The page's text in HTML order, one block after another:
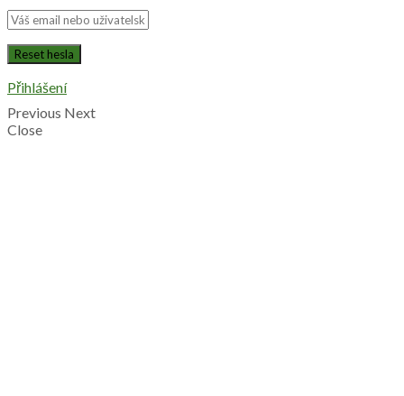
Přihlášení
Previous Next
Close